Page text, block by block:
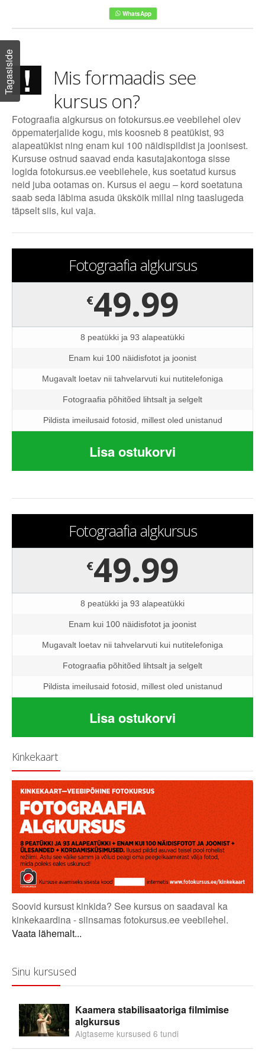
!
Mis formaadis see
kursus on?
Fotograafia algkursus on fotokursus.ee veebilehel olev
õppematerjalide kogu, mis koosneb 8 peatükist, 93
alapeatükist ning enam kui 100 näidispildist ja joonisest.
Kursuse ostnud saavad enda kasutajakontoga sisse
logida fotokursus.ee veebilehele, kus soetatud kursus
neid juba ootamas on. Kursus ei aegu – kord soetatuna
saab seda läbima asuda ükskõik millal ning taaslugeda
täpselt siis, kui vaja.
Fotograafia algkursus
€49.99
8 peatükki ja 93 alapeatükki
Enam kui 100 näidisfotot ja joonist
Mugavalt loetav nii tahvelarvuti kui nutitelefoniga
Fotograafia põhitõed lihtsalt ja selgelt
Pildista imeilusaid fotosid, millest oled unistanud
Lisa ostukorvi
Fotograafia algkursus
€49.99
8 peatükki ja 93 alapeatükki
Enam kui 100 näidisfotot ja joonist
Mugavalt loetav nii tahvelarvuti kui nutitelefoniga
Fotograafia põhitõed lihtsalt ja selgelt
Pildista imeilusaid fotosid, millest oled unistanud
Lisa ostukorvi
Kinkekaart
Soovid kursust kinkida? See kursus on saadaval ka
kinkekaardina - siinsamas fotokursus.ee veebilehel.
Vaata lähemalt...
Sinu kursused
Kaamera stabilisaatoriga filmimise
algkursus
Algtaseme kursused 6 tundi
Tagasiside